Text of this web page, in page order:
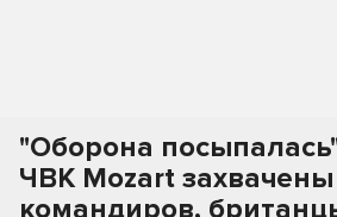
"Оборона
ЧВК Mozart
командиров,